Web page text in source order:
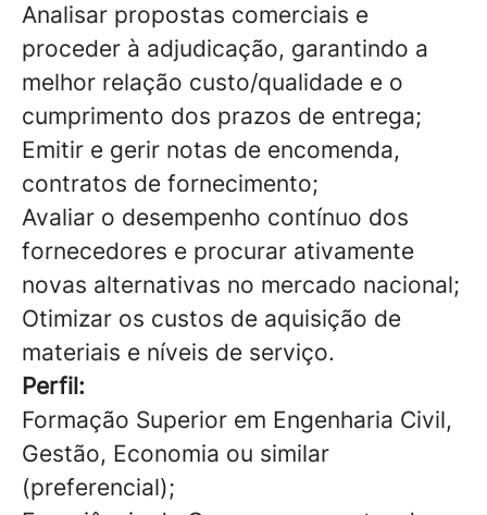
Analisar propostas comerciais e
proceder à adjudicação, garantindo a
melhor relação custo/qualidade e o
cumprimento dos prazos de entrega;
Emitir e gerir notas de encomenda,
contratos de fornecimento;
Avaliar o desempenho contínuo dos
fornecedores e procurar ativamente
novas alternativas no mercado nacional;
Otimizar os custos de aquisição de
materiais e níveis de serviço.
Perfil:
Formação Superior em Engenharia Civil,
Gestão, Economia ou similar
(preferencial);